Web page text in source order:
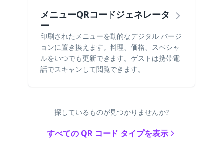
メニューQRコードジェネレータ
ー
印刷されたメニューを動的なデジタル バージ
ョンに置き換えます。料理、価格、スペシャ
ルをいつでも更新できます。ゲストは携帯電
話でスキャンして閲覧できます。
探しているものが見つかりませんか?
すべての QR コード タイプを表示